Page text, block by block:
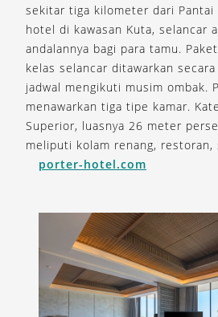
sekitar tiga kilometer dari Pantai
hotel di kawasan Kuta, selancar
andalannya bagi para tamu.
kelas selancar ditawarkan
jadwal mengikuti musim ombak.
menawarkan tiga tipe kamar.
Superior, luasnya 26 meter
meliputi kolam renang, restoran,
porter-hotel.com